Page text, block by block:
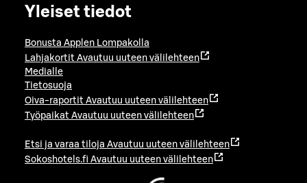
Yleiset tiedot
Bonusta Applen Lompakolla
Lahjakortit Avautuu uuteen välilehteen
Medialle
Tietosuoja
Oiva-raportit Avautuu uuteen välilehteen
Työpaikat Avautuu uuteen välilehteen
Etsi ja varaa tiloja Avautuu uuteen välilehteen
Sokoshotels.fi Avautuu uuteen välilehteen